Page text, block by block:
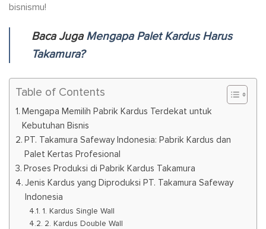
bisnismu!
Baca JugaMengapa Palet Kardus Harus
Takamura?
Table of Contents
Mengapa Memilih Pabrik Kardus Terdekat untuk
Kebutuhan Bisnis
PT. Takamura Safeway Indonesia: Pabrik Kardus dan
Palet Kertas Profesional
Proses Produksi di Pabrik Kardus Takamura
Jenis Kardus yang Diproduksi PT. Takamura Safeway
Indonesia
1. Kardus Single Wall
2. Kardus Double Wall